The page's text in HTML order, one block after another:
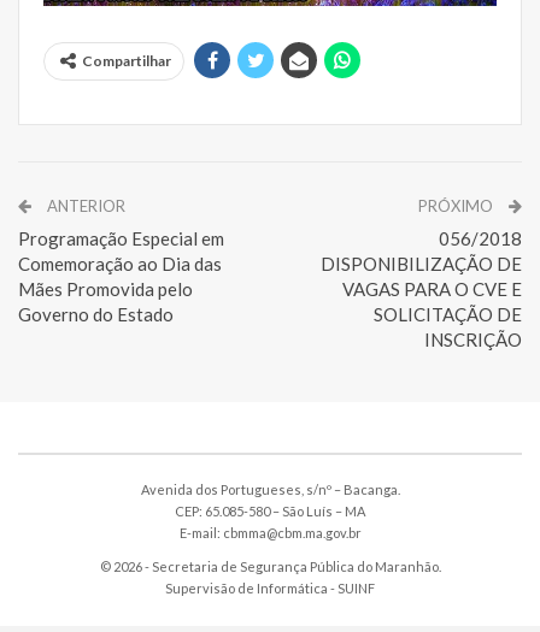
Compartilhar
ANTERIOR
Programação Especial em
Comemoração ao Dia das
Mães Promovida pelo
Governo do Estado
PRÓXIMO
056/2018
DISPONIBILIZAÇÃO DE
VAGAS PARA O CVE E
SOLICITAÇÃO DE
INSCRIÇÃO
Avenida dos Portugueses, s/nº – Bacanga.
CEP: 65.085-580 – São Luís – MA
E-mail: cbmma@cbm.ma.gov.br
© 2026 - Secretaria de Segurança Pública do Maranhão.
Supervisão de Informática - SUINF